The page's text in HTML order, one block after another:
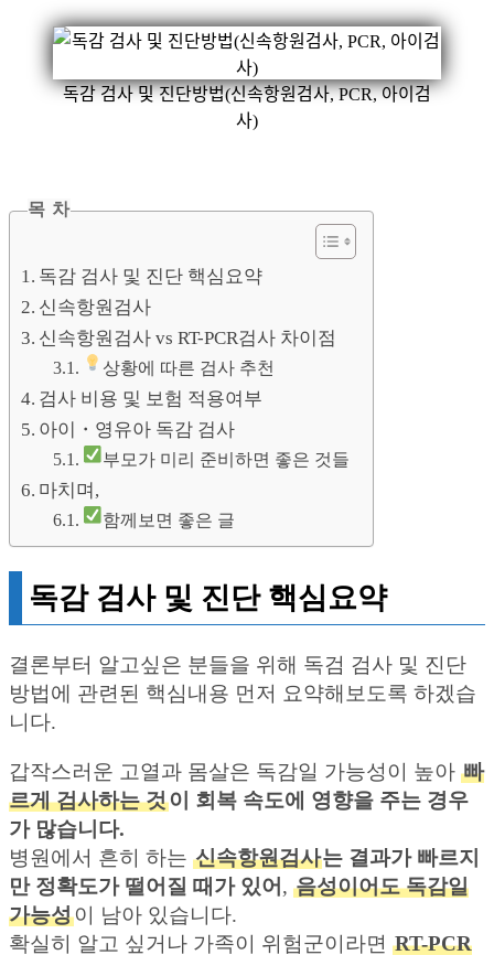
독감 검사 및 진단방법(신속항원검사, PCR, 아이검
사)
목 차
독감 검사 및 진단 핵심요약
신속항원검사
신속항원검사 vs RT-PCR검사 차이점
상황에 따른 검사 추천
검사 비용 및 보험 적용여부
아이・영유아 독감 검사
부모가 미리 준비하면 좋은 것들
마치며,
함께보면 좋은 글
독감 검사 및 진단 핵심요약
결론부터 알고싶은 분들을 위해 독검 검사 및 진단
방법에 관련된 핵심내용 먼저 요약해보도록 하겠습
니다.
갑작스러운 고열과 몸살은 독감일 가능성이 높아 빠
르게 검사하는 것이 회복 속도에 영향을 주는 경우
가 많습니다.
병원에서 흔히 하는 신속항원검사는 결과가 빠르지
만 정확도가 떨어질 때가 있어 , 음성이어도 독감일
가능성이 남아 있습니다.
확실히 알고 싶거나 가족이 위험군이라면 RT-PCR